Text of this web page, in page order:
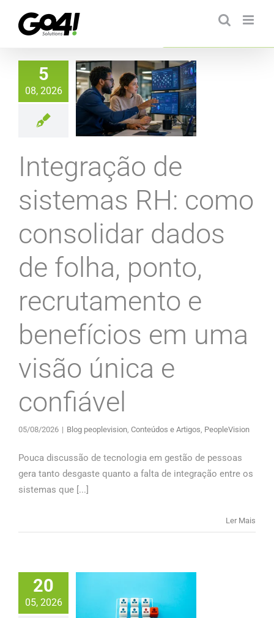
para
5
08, 2026
Integração de
sistemas RH: como
consolidar dados
de folha, ponto,
recrutamento e
benefícios em uma
visão única e
confiável
05/08/2026 | Blog peoplevision, Conteúdos e Artigos, PeopleVision
Pouca discussão de tecnologia em gestão de pessoas
gera tanto desgaste quanto a falta de integração entre os
sistemas que [...]
Ler Mais
20
05, 2026